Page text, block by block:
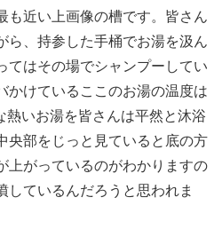
も近い上画像の槽です。皆さん
ら、持参した手桶でお湯を汲ん
てはその場でシャンプーしてい
かけているここのお湯の温度は
いお湯を皆さんは平然と沐浴
央部をじっと見ていると底の方
上がっているのがわかりますの
しているんだろうと思われま